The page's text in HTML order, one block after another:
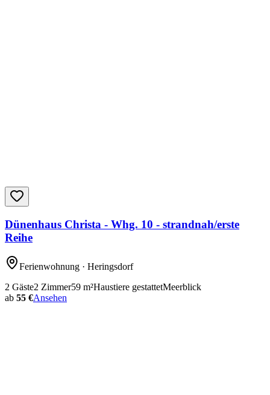
Dünenhaus Christa - Whg. 10 - strandnah/erste
Reihe
Ferienwohnung · Heringsdorf
2 Gäste2 Zimmer59 m²Haustiere gestattetMeerblick
ab 55 €Ansehen